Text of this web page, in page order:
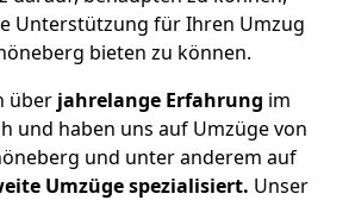
Unterstützung für Ihren Umzug
bieten zu können.
überjahrelange Erfahrung im
und haben uns auf Umzüge von
und unter anderem auf
Umzüge spezialisiert. Unser